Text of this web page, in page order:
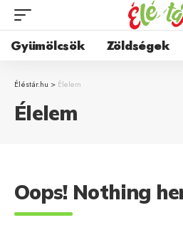
Gyümölcsök Zöldségek
Éléstár.hu > Élelem
Élelem
Oops! Nothing